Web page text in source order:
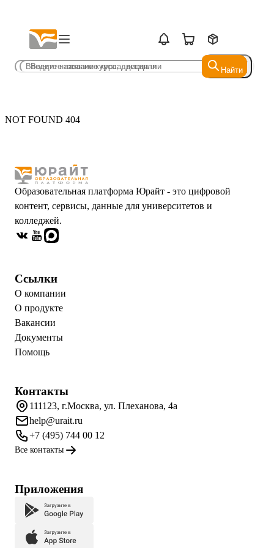
Найти
Найти
NOT FOUND 404
Образовательная платформа Юрайт - это цифровой
контент, сервисы, данные для университетов и
колледжей.
Ссылки
О компании
О продукте
Вакансии
Документы
Помощь
Контакты
111123, г.Москва, ул. Плеханова, 4а
help@urait.ru
+7 (495) 744 00 12
Все контакты
Приложения